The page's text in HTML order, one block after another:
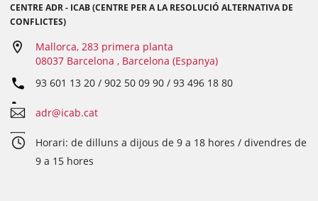
CENTRE ADR - ICAB (CENTRE PER A LA RESOLUCIÓ ALTERNATIVA DE
CONFLICTES)
Mallorca, 283 primera planta
08037 Barcelona , Barcelona (Espanya)
93 601 13 20 / 902 50 09 90 / 93 496 18 80
adr@icab.cat
Horari: de dilluns a dijous de 9 a 18 hores / divendres de
9 a 15 hores